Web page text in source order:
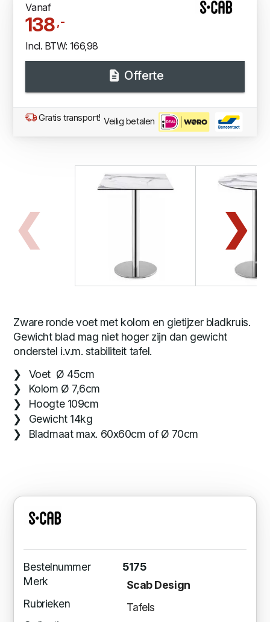
Vanaf
138,-
Incl. BTW: 166,98
Offerte
Gratis transport! Veilig betalen
Zware ronde voet met kolom en gietijzer bladkruis.
Gewicht blad mag niet hoger zijn dan gewicht
onderstel i.v.m. stabiliteit tafel.
Voet Ø 45cm
Kolom Ø 7,6cm
Hoogte 109cm
Gewicht 14kg
Bladmaat max. 60x60cm of Ø 70cm
Bestelnummer
5175
Merk
Scab Design
Rubrieken
Tafels